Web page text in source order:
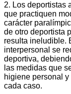
2. Los deportistas
que practiquen
carácter
de otro deportista
resulta ineludible.
interpersonal se
deportiva,
las medidas que
higiene personal
cada caso.